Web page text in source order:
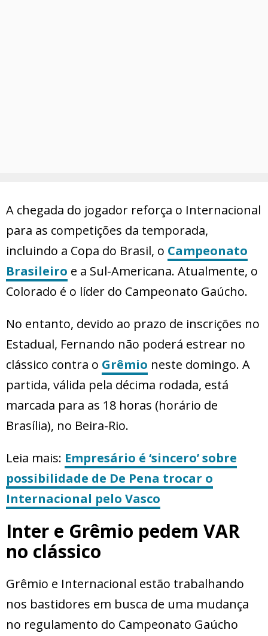
A chegada do jogador reforça o Internacional
para as competições da temporada,
incluindo a Copa do Brasil, o Campeonato
Brasileiro e a Sul-Americana. Atualmente, o
Colorado é o líder do Campeonato Gaúcho.
No entanto, devido ao prazo de inscrições no
Estadual, Fernando não poderá estrear no
clássico contra o Grêmio neste domingo. A
partida, válida pela décima rodada, está
marcada para as 18 horas (horário de
Brasília), no Beira-Rio.
Leia mais: Empresário é ‘sincero’ sobre
possibilidade de De Pena trocar o
Internacional pelo Vasco
Inter e Grêmio pedem VAR
no clássico
Grêmio e Internacional estão trabalhando
nos bastidores em busca de uma mudança
no regulamento do Campeonato Gaúcho